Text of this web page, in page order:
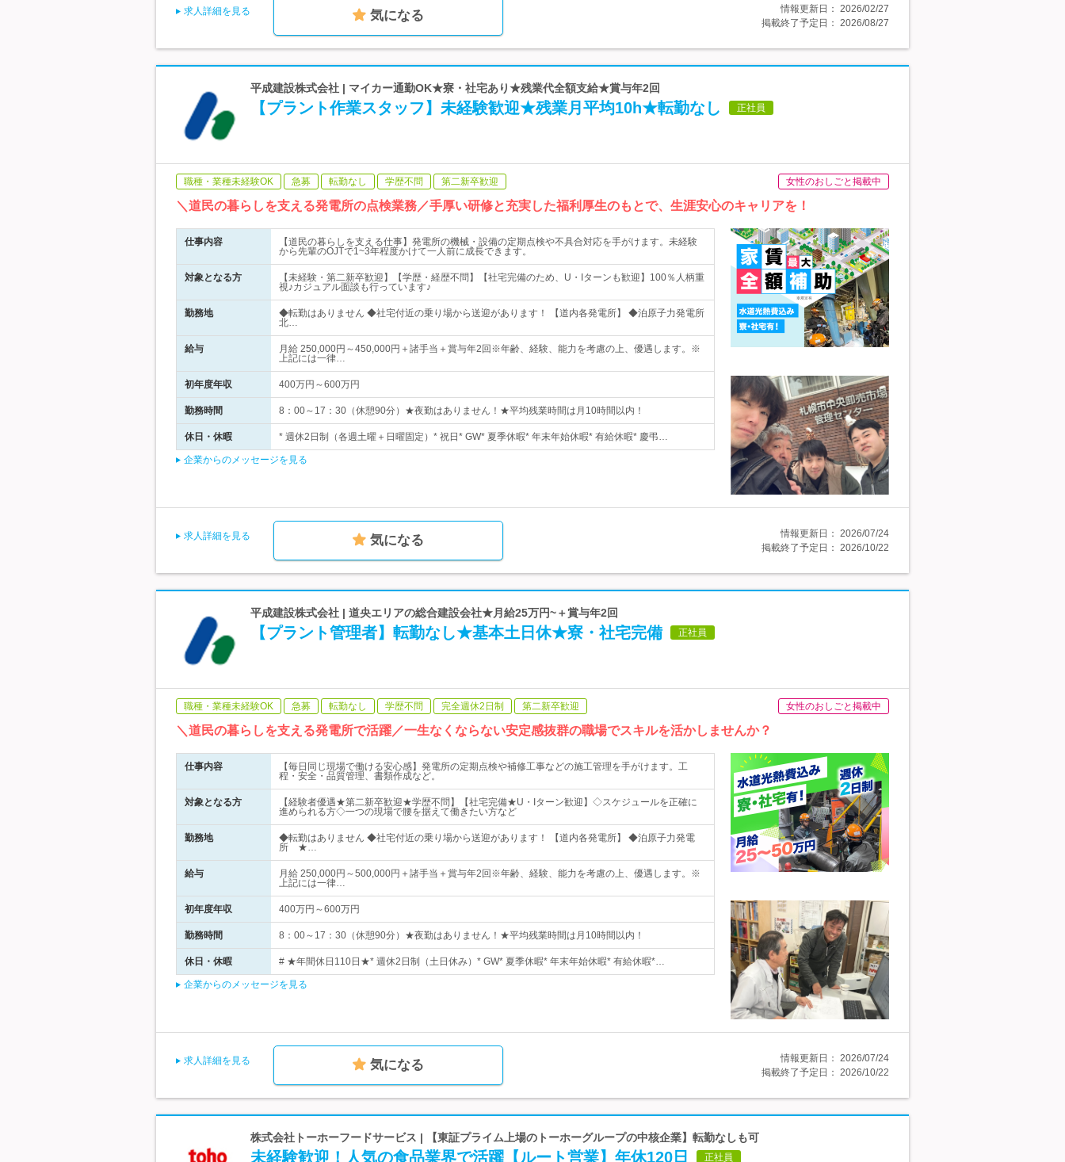
求人詳細を見る 気になる 情報更新日： 2026/02/27
掲載終了予定日： 2026/08/27
平成建設株式会社 | マイカー通勤OK★寮・社宅あり★残業代全額支給★賞与年2回
【プラント作業スタッフ】未経験歓迎★残業月平均10h★転勤なし 正社員
職種・業種未経験OK 急募 転勤なし 学歴不問 第二新卒歓迎 女性のおしごと掲載中
＼道民の暮らしを支える発電所の点検業務／手厚い研修と充実した福利厚生のもとで、生涯安心のキャリアを！
仕事内容
【道民の暮らしを支える仕事】発電所の機械・設備の定期点検や不具合対応を手がけます。未経験
から先輩のOJTで1~3年程度かけて一人前に成長できます。
対象となる方
【未経験・第二新卒歓迎】【学歴・経歴不問】【社宅完備のため、U・Iターンも歓迎】100％人柄重
視♪カジュアル面談も行っています♪
勤務地
◆転勤はありません ◆社宅付近の乗り場から送迎があります！ 【道内各発電所】 ◆泊原子力発電所
北…
給与
月給 250,000円～450,000円＋諸手当＋賞与年2回※年齢、経験、能力を考慮の上、優遇します。※
上記には一律…
初年度年収 400万円～600万円
勤務時間 8：00～17：30（休憩90分）★夜勤はありません！★平均残業時間は月10時間以内！
休日・休暇 * 週休2日制（各週土曜＋日曜固定）* 祝日* GW* 夏季休暇* 年末年始休暇* 有給休暇* 慶弔…
企業からのメッセージを見る
求人詳細を見る 気になる 情報更新日： 2026/07/24
掲載終了予定日： 2026/10/22
平成建設株式会社 | 道央エリアの総合建設会社★月給25万円~＋賞与年2回
【プラント管理者】転勤なし★基本土日休★寮・社宅完備 正社員
職種・業種未経験OK 急募 転勤なし 学歴不問 完全週休2日制 第二新卒歓迎 女性のおしごと掲載中
＼道民の暮らしを支える発電所で活躍／一生なくならない安定感抜群の職場でスキルを活かしませんか？
仕事内容
【毎日同じ現場で働ける安心感】発電所の定期点検や補修工事などの施工管理を手がけます。工
程・安全・品質管理、書類作成など。
対象となる方
【経験者優遇★第二新卒歓迎★学歴不問】【社宅完備★U・Iターン歓迎】◇スケジュールを正確に
進められる方◇一つの現場で腰を据えて働きたい方など
勤務地
◆転勤はありません ◆社宅付近の乗り場から送迎があります！ 【道内各発電所】 ◆泊原子力発電
所 ★…
給与
月給 250,000円～500,000円＋諸手当＋賞与年2回※年齢、経験、能力を考慮の上、優遇します。※
上記には一律…
初年度年収 400万円～600万円
勤務時間 8：00～17：30（休憩90分）★夜勤はありません！★平均残業時間は月10時間以内！
休日・休暇 # ★年間休日110日★* 週休2日制（土日休み）* GW* 夏季休暇* 年末年始休暇* 有給休暇*…
企業からのメッセージを見る
求人詳細を見る 気になる 情報更新日： 2026/07/24
掲載終了予定日： 2026/10/22
株式会社トーホーフードサービス | 【東証プライム上場のトーホーグループの中核企業】転勤なしも可
未経験歓迎！人気の食品業界で活躍【ルート営業】年休120日 正社員